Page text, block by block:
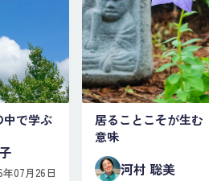
中で学ぶ
年07月26日
居ることこそが生む
意味
河村 聡美